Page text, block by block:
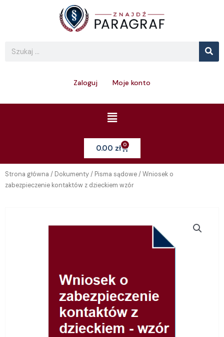
Search
Zaloguj Moje konto
Menu
0.00 zł 0Cart
Strona główna / Dokumenty/ Pisma sądowe/ Wniosek o
zabezpieczenie kontaktów z dzieckiem wzór